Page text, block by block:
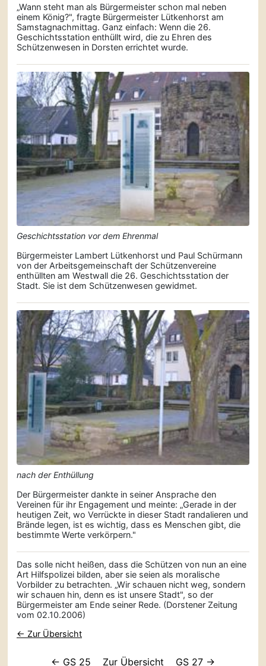
„Wann steht man als Bürger­meister schon mal neben
einem König?", fragte Bürgermeister Lütkenhorst am
Samstag­nachmittag. Ganz einfach: Wenn die 26.
Geschichtsstation enthüllt wird, die zu Ehren des
Schützen­wesen in Dorsten errichtet wurde.
Geschichtsstation vor dem Ehrenmal
Bürgermeister Lambert Lütkenhorst und Paul Schürmann
von der Arbeitsgemeinschaft der Schützenvereine
enthüllten am Westwall die 26. Geschichtsstation der
Stadt. Sie ist dem Schützenwesen gewidmet.
nach der Enthüllung
Der Bürgermeister dankte in seiner Ansprache den
Vereinen für ihr Engagement und meinte: „Gerade in der
heutigen Zeit, wo Verrückte in dieser Stadt randalieren und
Brände legen, ist es wichtig, dass es Menschen gibt, die
bestimmte Werte verkörpern."
Das solle nicht heißen, dass die Schützen von nun an eine
Art Hilfspolizei bilden, aber sie seien als moralische
Vorbilder zu betrachten. „Wir schauen nicht weg, sondern
wir schauen hin, denn es ist unsere Stadt", so der
Bürgermeister am Ende seiner Rede. (Dorstener Zeitung
vom 02.10.2006)
← Zur Übersicht
← GS 25 Zur Übersicht GS 27 →